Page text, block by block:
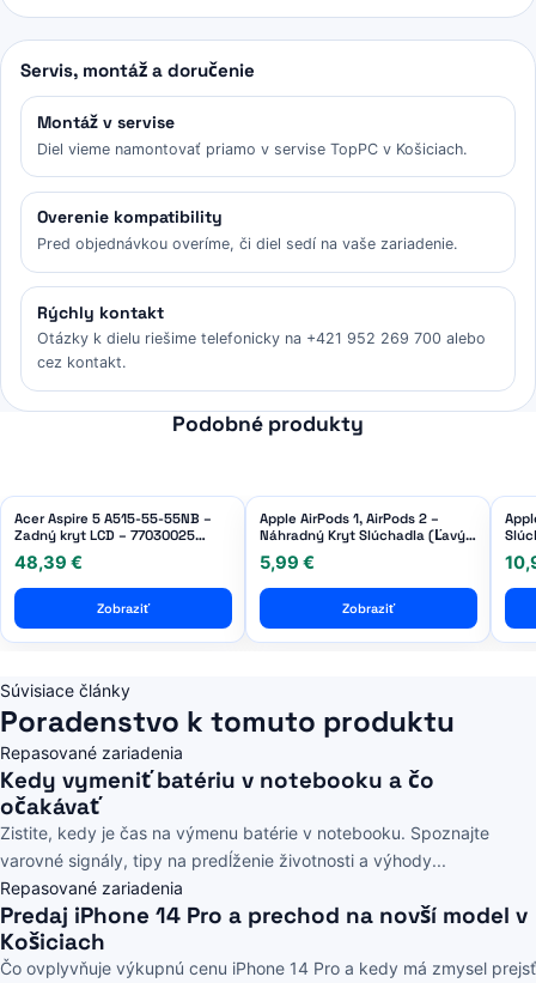
Servis, montáž a doručenie
Montáž v servise
Diel vieme namontovať priamo v servise TopPC v Košiciach.
Overenie kompatibility
Pred objednávkou overíme, či diel sedí na vaše zariadenie.
Rýchly kontakt
Otázky k dielu riešime telefonicky na +421 952 269 700 alebo
cez kontakt.
Podobné produkty
Acer Aspire 5 A515-55-55NB –
Zadný kryt LCD – 77030025
48,39 €
Zobraziť
Apple AirPods 1, AirPods 2 –
Náhradný Kryt Slúchadla (Ľavý +
5,99 €
Zobraziť
Súvisiace články
Poradenstvo k tomuto produktu
Repasované zariadenia
Kedy vymeniť batériu v notebooku a čo
očakávať
Zistite, kedy je čas na výmenu batérie v notebooku. Spoznajte
varovné signály, tipy na predĺženie životnosti a výhody...
Repasované zariadenia
Predaj iPhone 14 Pro a prechod na novší model v
Košiciach
Čo ovplyvňuje výkupnú cenu iPhone 14 Pro a kedy má zmysel prejsť